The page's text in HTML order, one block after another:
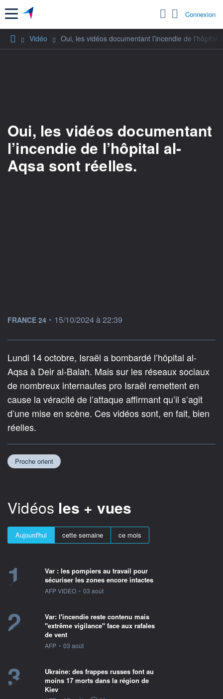
Menu Connexion
Vidéo Oui, les vidéos documentant l’incendie de l’hôpital
Oui, les vidéos documentant
l’incendie de l’hôpital al-
Aqsa sont réelles.
information fournie par
FRANCE 24 • 15/10/2024 à 22:39
Lundi 14 octobre, Israël a bombardé l’hôpital al-
Aqsa à Deir al-Balah. Mais sur les réseaux sociaux
de nombreux internautes pro Israël remettent en
cause la véracité de l’attaque affirmant qu’il s’agit
d’une mise en scène. Ces vidéos sont, en fait, bien
réelles.
Proche orient
Vidéos les + vues
Aujourd'hui cette semaine ce mois
1
Var : les pompiers au travail pour
sécuriser les zones encore intactes
information fournie par
AFP VIDEO • 03 août
2
Var: l'incendie reste contenu mais
"extrême vigilance" face aux rafales
de vent
information fournie par
AFP • 03 août
3
Ukraine: des frappes russes font au
moins 17 morts dans la région de
Kiev